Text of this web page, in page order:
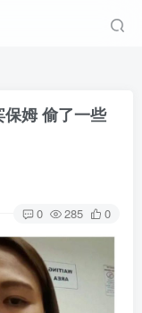
姆 偷了一些
0 285 0